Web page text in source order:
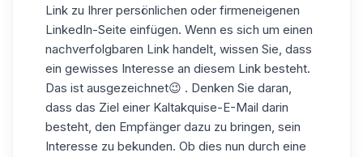
Link zu Ihrer persönlichen oder firmeneigenen
LinkedIn-Seite einfügen. Wenn es sich um einen
nachverfolgbaren Link handelt, wissen Sie, dass
ein gewisses Interesse an diesem Link besteht.
Das ist ausgezeichnet😉 . Denken Sie daran,
dass das Ziel einer Kaltakquise-E-Mail darin
besteht, den Empfänger dazu zu bringen, sein
Interesse zu bekunden. Ob dies nun durch eine